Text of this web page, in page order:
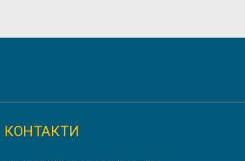
КОНТАКТИ